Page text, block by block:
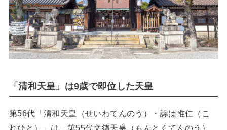
「清和天皇」は9歳で即位した天皇
第56代「清和天皇（せいわてんのう）・諱は惟仁（こ
れひと）」は、第55代文徳天皇（もんとくてんのう）